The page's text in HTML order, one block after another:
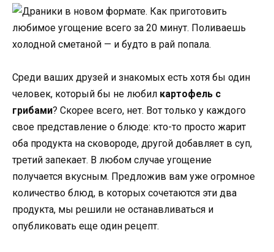
Среди ваших друзей и знакомых есть хотя бы один
человек, который бы не любил картофель с
грибами? Скорее всего, нет. Вот только у каждого
свое представление о блюде: кто-то просто жарит
оба продукта на сковороде, другой добавляет в суп,
третий запекает. В любом случае угощение
получается вкусным. Предложив вам уже огромное
количество блюд, в которых сочетаются эти два
продукта, мы решили не останавливаться и
опубликовать еще один рецепт.